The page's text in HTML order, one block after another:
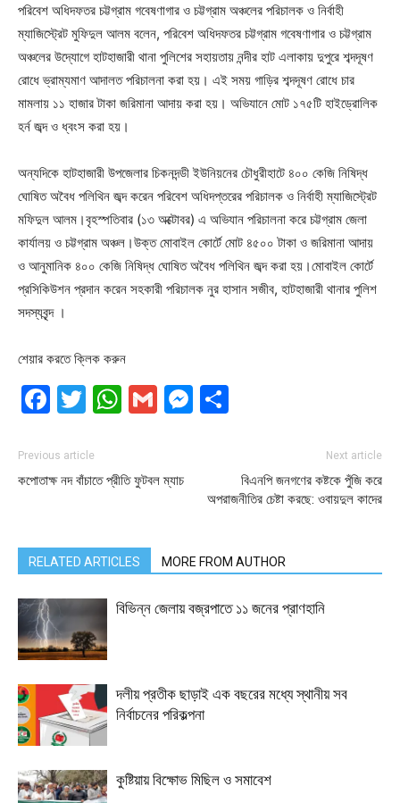
পরিবেশ অধিদফতর চট্টগ্রাম গবেষণাগার ও চট্টগ্রাম অঞ্চলের পরিচালক ও নির্বাহী
ম্যাজিস্ট্রেট মুফিদুল আলম বলেন, পরিবেশ অধিদফতর চট্টগ্রাম গবেষণাগার ও চট্টগ্রাম
অঞ্চলের উদ্যোগে হাটহাজারী থানা পুলিশের সহায়তায় নন্দীর হাট এলাকায় দুপুরে শব্দদূষণ
রোধে ভ্রাম্যমাণ আদালত পরিচালনা করা হয়। এই সময় গাড়ির শব্দদূষণ রোধে চার
মামলায় ১১ হাজার টাকা জরিমানা আদায় করা হয়। অভিযানে মোট ১৭৫টি হাইড্রোলিক
হর্ন জব্দ ও ধ্বংস করা হয়।
অন্যদিকে হাটহাজারী উপজেলার চিকনদন্ডী ইউনিয়নের চৌধুরীহাটে ৪০০ কেজি নিষিদ্ধ
ঘোষিত অবৈধ পলিথিন জব্দ করেন পরিবেশ অধিদপ্তরের পরিচালক ও নির্বাহী ম্যাজিস্ট্রেট
মফিদুল আলম।বৃহস্পতিবার (১৩ অক্টোবর) এ অভিযান পরিচালনা করে চট্টগ্রাম জেলা
কার্যালয় ও চট্টগ্রাম অঞ্চল।উক্ত মোবাইল কোর্টে মোট ৪৫০০ টাকা ও জরিমানা আদায়
ও আনুমানিক ৪০০ কেজি নিষিদ্ধ ঘোষিত অবৈধ পলিথিন জব্দ করা হয়।মোবাইল কোর্টে
প্রসিকিউশন প্রদান করেন সহকারী পরিচালক নুর হাসান সজীব, হাটহাজারী থানার পুলিশ
সদস্যবৃন্দ ।
শেয়ার করতে ক্লিক করুন
Facebook
Twitter
WhatsApp
GmailMessenger
Previous article
কপোতাক্ষ নদ বাঁচাতে প্রীতি ফুটবল ম্যাচ
Next article
বিএনপি জনগণের কষ্টকে পুঁজি করে
অপরাজনীতির চেষ্টা করছে: ওবায়দুল কাদের
RELATED ARTICLES MORE FROM AUTHOR
বিভিন্ন জেলায় বজ্রপাতে ১১ জনের প্রাণহানি
দলীয় প্রতীক ছাড়াই এক বছরের মধ্যে স্থানীয় সব
নির্বাচনের পরিকল্পনা
কুষ্টিয়ায় বিক্ষোভ মিছিল ও সমাবেশ